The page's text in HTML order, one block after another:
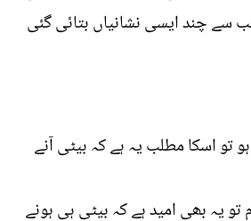
سے چند ایسی نشانیاں بتائی گئی
تو اسکا مطلب یہ ہے کہ بیٹی آنے
یہ بھی امید ہے کہ بیٹی ہی ہونے